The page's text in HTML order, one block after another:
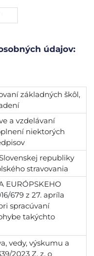
údajov:
základných škôl,
a vzdelávaní
niektorých
republiky
stravovania
EURÓPSKEHO
679 z 27. apríla
spracúvaní
takýchto
vedy, výskumu a
2023 Z. z. o